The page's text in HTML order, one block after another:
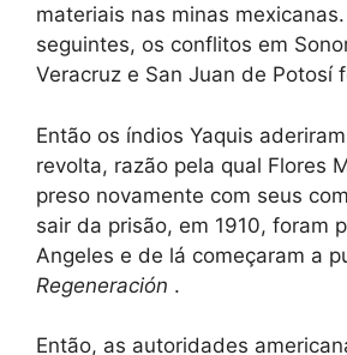
materiais nas minas
seguintes, os conflitos em
Veracruz e San Juan de Potosí
Então os índios Yaquis
revolta, razão pela qual Flores
preso novamente com seus
sair da prisão, em 1910, foram
Angeles e de lá começaram a
Regeneración .
Então, as autoridades